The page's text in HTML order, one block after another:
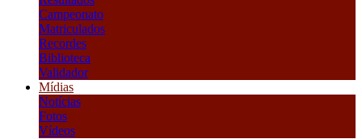
Campeonato
Matriculados
Recordes
Biblioteca
Validador
Mídias
Notícias
Fotos
Vídeos